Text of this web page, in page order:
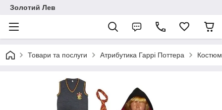
Золотий Лев
Товари та послуги Атрибутика Гаррі Поттера